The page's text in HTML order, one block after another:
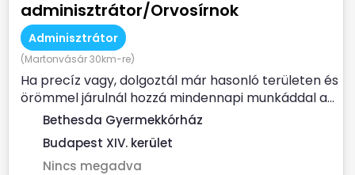
adminisztrátor/Orvosírnok
Adminisztrátor
(Martonvásár 30km-re)
Ha precíz vagy, dolgoztál már hasonló területen és
örömmel járulnál hozzá mindennapi munkáddal a...
Bethesda Gyermekkórház
Budapest XIV. kerület
Nincs megadva